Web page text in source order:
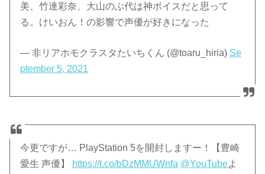
美、竹達彩奈、大山のぶ代は神ボイスだと思って
る。けいおん！の影響で声優が好きになった
— 非リアホモクラスタたいちくん (@toaru_hiria) Se
ptember 5, 2021
今更ですが… PlayStation 5を開封しますー！【豊崎
愛生 声優】
https://t.co/bDzMMUWnfa @YouTubeよ